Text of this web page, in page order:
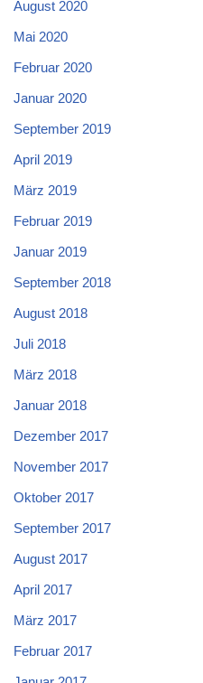
August 2020
Mai 2020
Februar 2020
Januar 2020
September 2019
April 2019
März 2019
Februar 2019
Januar 2019
September 2018
August 2018
Juli 2018
März 2018
Januar 2018
Dezember 2017
November 2017
Oktober 2017
September 2017
August 2017
April 2017
März 2017
Februar 2017